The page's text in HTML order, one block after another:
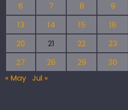
6
7 8 9
13
14 15 16
20
21 22 23
27
28 29
30
« May Jul »